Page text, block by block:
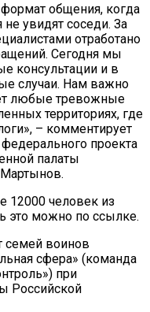
общения, когда
увидят соседи. За
отработано
Сегодня мы
консультации и в
случаи. Нам важно
любые тревожные
территориях, где
– комментирует
проекта
палаты
12000 человек из
это можно по ссылке.
семей воинов
сфера» (команда
при
Российской